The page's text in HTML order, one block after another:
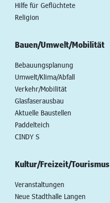
Hilfe für Geflüchtete
Religion
Bauen/Umwelt/Mobilität
Bebauungsplanung
Umwelt/Klima/Abfall
Verkehr/Mobilität
Glasfaserausbau
Aktuelle Baustellen
Paddelteich
CINDY S
Kultur/Freizeit/Tourismus
Veranstaltungen
Neue Stadthalle Langen